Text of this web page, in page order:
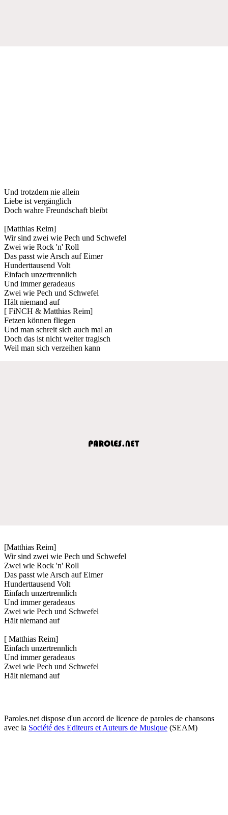
Und trotzdem nie allein
Liebe ist vergänglich
Doch wahre Freundschaft bleibt
[Matthias Reim]
Wir sind zwei wie Pech und Schwefel
Zwei wie Rock 'n' Roll
Das passt wie Arsch auf Eimer
Hunderttausend Volt
Einfach unzertrennlich
Und immer geradeaus
Zwei wie Pech und Schwefel
Hält niemand auf
[ FiNCH & Matthias Reim]
Fetzen können fliegen
Und man schreit sich auch mal an
Doch das ist nicht weiter tragisch
Weil man sich verzeihen kann
[Matthias Reim]
Wir sind zwei wie Pech und Schwefel
Zwei wie Rock 'n' Roll
Das passt wie Arsch auf Eimer
Hunderttausend Volt
Einfach unzertrennlich
Und immer geradeaus
Zwei wie Pech und Schwefel
Hält niemand auf
[ Matthias Reim]
Einfach unzertrennlich
Und immer geradeaus
Zwei wie Pech und Schwefel
Hält niemand auf
Paroles.net dispose d'un accord de licence de paroles de chansons
avec la Société des Editeurs et Auteurs de Musique (SEAM)